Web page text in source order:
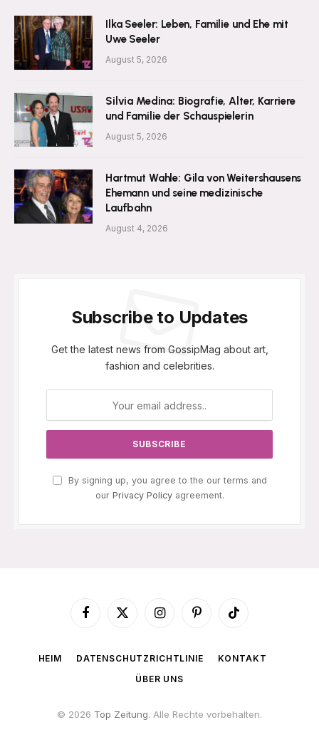
Ilka Seeler: Leben, Familie und Ehe mit
Uwe Seeler
August 5, 2026
Silvia Medina: Biografie, Alter, Karriere
und Familie der Schauspielerin
August 5, 2026
Hartmut Wahle: Gila von Weitershausens
Ehemann und seine medizinische
Laufbahn
August 4, 2026
Subscribe to Updates
Get the latest news from GossipMag about art,
fashion and celebrities.
By signing up, you agree to the our terms and
our Privacy Policyagreement.
Facebook
X
InstagramPinterestTikTok
HEIM DATENSCHUTZRICHTLINIE
KONTAKT
ÜBER UNS
© 2026 Top Zeitung. Alle Rechte vorbehalten.